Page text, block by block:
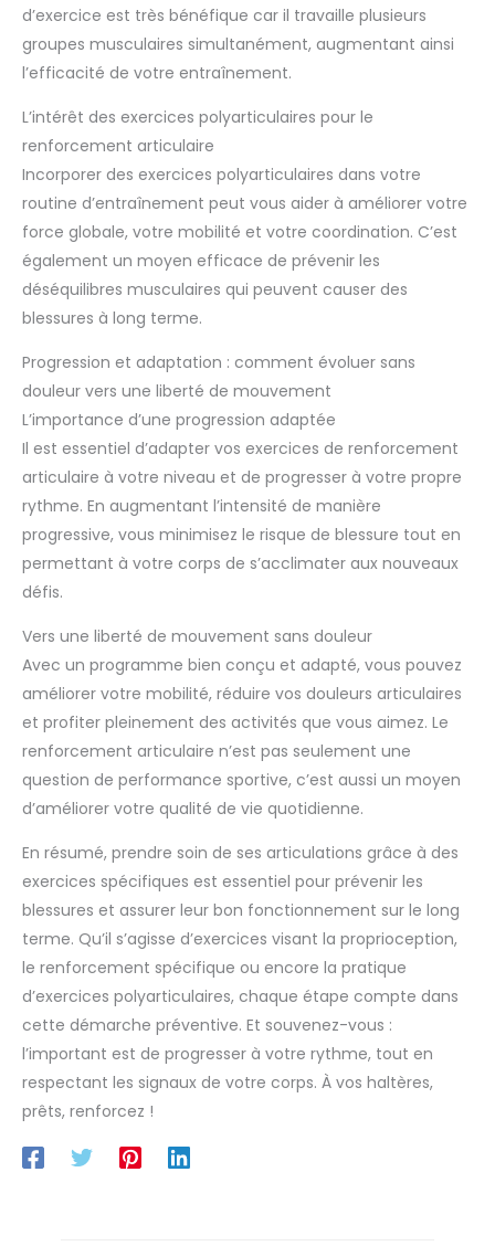
d’exercice est très bénéfique car il travaille plusieurs
groupes musculaires simultanément, augmentant ainsi
l’efficacité de votre entraînement.
L’intérêt des exercices polyarticulaires pour le
renforcement articulaire
Incorporer des exercices polyarticulaires dans votre
routine d’entraînement peut vous aider à améliorer votre
force globale, votre mobilité et votre coordination. C’est
également un moyen efficace de prévenir les
déséquilibres musculaires qui peuvent causer des
blessures à long terme.
Progression et adaptation : comment évoluer sans
douleur vers une liberté de mouvement
L’importance d’une progression adaptée
Il est essentiel d’adapter vos exercices de renforcement
articulaire à votre niveau et de progresser à votre propre
rythme. En augmentant l’intensité de manière
progressive, vous minimisez le risque de blessure tout en
permettant à votre corps de s’acclimater aux nouveaux
défis.
Vers une liberté de mouvement sans douleur
Avec un programme bien conçu et adapté, vous pouvez
améliorer votre mobilité, réduire vos douleurs articulaires
et profiter pleinement des activités que vous aimez. Le
renforcement articulaire n’est pas seulement une
question de performance sportive, c’est aussi un moyen
d’améliorer votre qualité de vie quotidienne.
En résumé, prendre soin de ses articulations grâce à des
exercices spécifiques est essentiel pour prévenir les
blessures et assurer leur bon fonctionnement sur le long
terme. Qu’il s’agisse d’exercices visant la proprioception,
le renforcement spécifique ou encore la pratique
d’exercices polyarticulaires, chaque étape compte dans
cette démarche préventive. Et souvenez-vous :
l’important est de progresser à votre rythme, tout en
respectant les signaux de votre corps. À vos haltères,
prêts, renforcez !